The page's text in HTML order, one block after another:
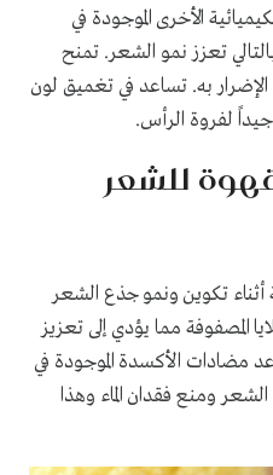
الأخرى الموجودة في
تعزز نمو الشعر. تمنح
به. تساعد في تغميق لون
لفروة الرأس.
للشعر
أثناء تكوين ونمو جذع الشعر
المصفوفة مما يؤدي إلى تعزيز
مضادات الأكسدة الموجودة في
ومنع فقدان الماء وهذا